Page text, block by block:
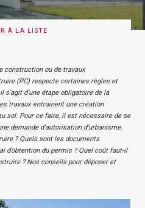
À LA LISTE
construction ou de travaux
(PC) respecte certaines règles et
d’une étape obligatoire de la
travaux entrainent une création
sol. Pour ce faire, il est nécessaire de se
demande d’autorisation d’urbanisme.
? Quels sont les documents
d’obtention du permis ? Quel coût faut-il
? Nos conseils pour déposer et